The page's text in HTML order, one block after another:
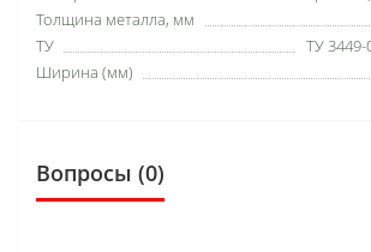
Толщина металла, мм
ТУ
ТУ 3449-
Ширина (мм)
Вопросы (0)